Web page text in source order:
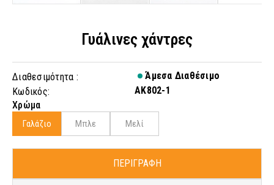
Γυάλινες χάντρες
Διαθεσιμότητα :
Άμεσα Διαθέσιμο
Κωδικός:
AK802-1
Χρώμα
Γαλάζιο Μπλε Μελί
ΠΕΡΙΓΡΑΦΗ